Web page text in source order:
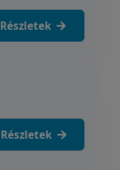
Részletek
Részletek